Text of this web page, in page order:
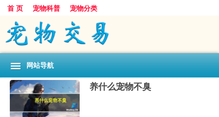
首 页 宠物科普 宠物分类
网站导航
养什么宠物不臭